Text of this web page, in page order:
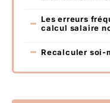
Les erreurs
calcul salaire
Recalculer soi-